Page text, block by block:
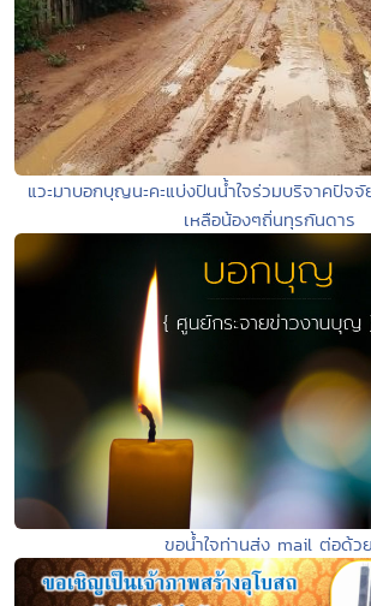
แวะมาบอกบุญนะคะแบ่งปันน้ำใจร่วมบริจาคปัจจั
เหลือน้องๆถิ่นทุรกันดาร
ขอน้ำใจท่านส่ง mail ต่อด้วย